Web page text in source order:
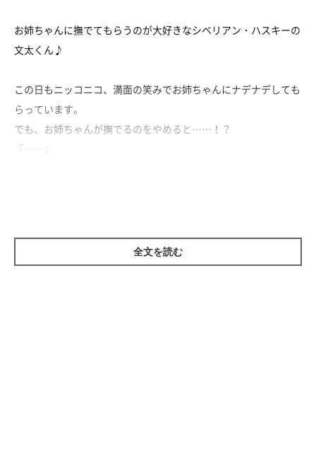
お姉ちゃんに撫でてもらうのが大好きなシベリアン・ハスキーの
文太くん♪
この日もニッコニコ、満面の笑みでお姉ちゃんにナデナデしても
らっています。
でも、お姉ちゃんが撫でるのをやめると……！？
「……」
全文を読む